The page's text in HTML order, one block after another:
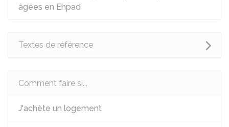
âgées en Ehpad
Textes de référence
Comment faire si...
J'achète un logement